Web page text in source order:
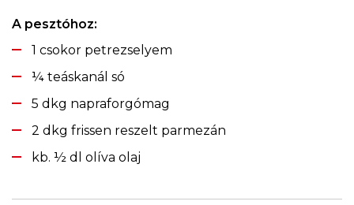
A pesztóhoz:
1 csokor petrezselyem
¼ teáskanál só
5 dkg napraforgómag
2 dkg frissen reszelt parmezán
kb. ½ dl olíva olaj